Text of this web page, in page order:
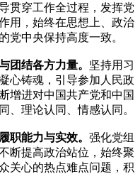
贯穿工作全过程，发挥党
用，始终在思想上、政治
党中央保持高度一致。
结各方力量。 坚持用习
心铸魂，引导参加人民政
增进对中国共产党和中国
、理论认同、情感认同。
能力与实效。 强化党组
断提高政治站位，始终聚
关心的热点难点问题，积